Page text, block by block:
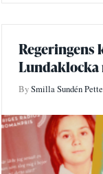
Lundaklocka
BySmilla Sundén